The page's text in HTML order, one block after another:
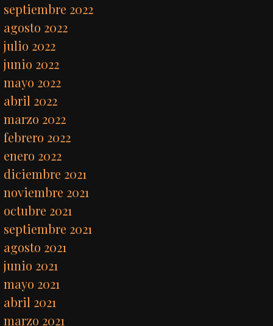
septiembre 2022
agosto 2022
julio 2022
junio 2022
mayo 2022
abril 2022
marzo 2022
febrero 2022
enero 2022
diciembre 2021
noviembre 2021
octubre 2021
septiembre 2021
agosto 2021
junio 2021
mayo 2021
abril 2021
marzo 2021